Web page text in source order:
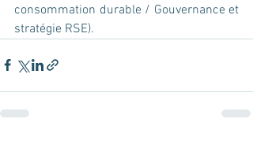
consommation durable / Gouvernance et
stratégie RSE).